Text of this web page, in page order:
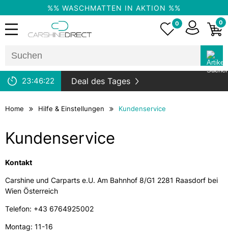
%% WASCHMATTEN IN AKTION %%
0 0
23:46:22 Deal des Tages
Home Hilfe & Einstellungen Kundenservice
Kundenservice
Kontakt
Carshine und Carparts e.U. Am Bahnhof 8/G1 2281 Raasdorf bei
Wien Österreich
Telefon: +43 6764925002
Montag: 11-16